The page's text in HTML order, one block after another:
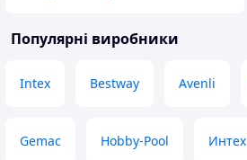
Популярні виробники
Intex Bestway Avenli
Gemac Hobby-Pool Интех